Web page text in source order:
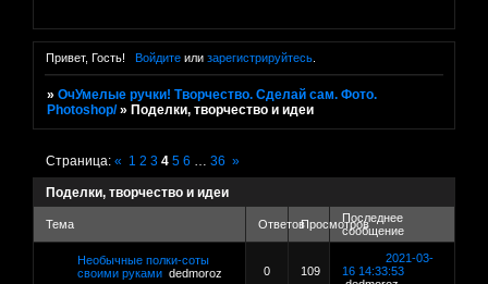
Привет, Гость! Войдитеили зарегистрируйтесь.
»ОчУмелые ручки! Творчество. Сделай сам. Фото.
Photoshop/ » Поделки, творчество и идеи
Поделки, творчество и идеи
Страница:« 1 2 3 4 5 6 36 »
Тема ОтветовПросмотровПоследнее
сообщение
Необычные полки-соты
своими руками dedmoroz 0 109
2021-03-
16 14:33:53